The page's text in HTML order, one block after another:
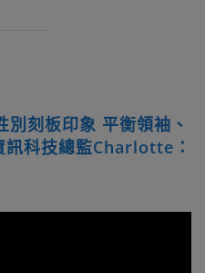
別刻板印象 平衡領袖、
訊科技總監Charlotte：